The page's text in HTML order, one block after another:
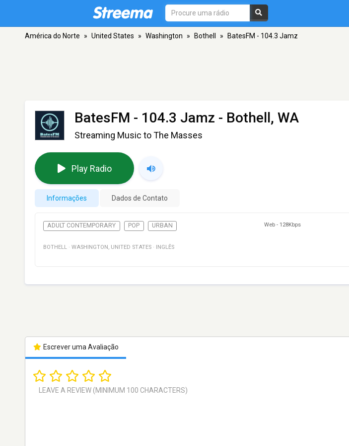
América do Norte » United States » Washington » Bothell » BatesFM - 104.3 Jamz
BatesFM - 104.3 Jamz - Bothell, WA
Streaming Music to The Masses
Play Radio
Informações Dados de Contato
ADULT CONTEMPORARY POP URBAN Web - 128Kbps
BOTHELL · WASHINGTON , UNITED STATES · INGLÊS
Escrever uma Avaliação